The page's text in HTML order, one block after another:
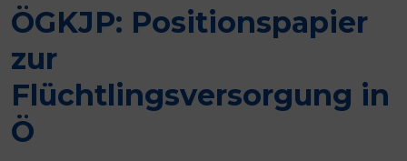
ÖGKJP: Positionspapier
zur
Flüchtlingsversorgung in
Ö